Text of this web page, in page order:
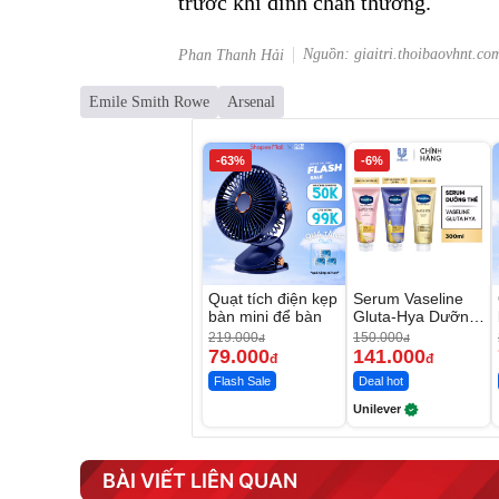
Phan Thanh Hải Nguồn:
Emile Smith Rowe Arsenal
-63%
Quạt tích điện kẹp
bàn mini để bàn
219.000đ
79.000đ
Flash Sale
-6%
Serum Vaseline
Gluta-Hya Dưỡng
Da Sáng Mịn Sau
7 Ngày
150.000đ
141.000đ
Deal hot
Unilever
BÀI VIẾT LIÊN QUAN